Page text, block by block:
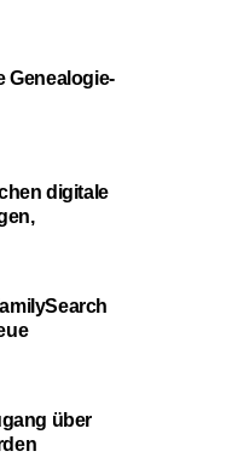
Genealogie-
digitale
über